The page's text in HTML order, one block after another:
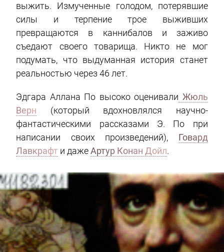
выжить. Измученные голодом, потерявшие
силы и терпение трое выживших
превращаются в каннибалов и заживо
съедают своего товарища. Никто не мог
подумать, что выдуманная история станет
реальностью через 46 лет.
Эдгара Аллана По высоко оценивали Жюль
Верн (который вдохновлялся научно-
фантастическими рассказами Э. По при
написании своих произведений), Говард
Лавкрафт и дажеАртур Конан Дойл.